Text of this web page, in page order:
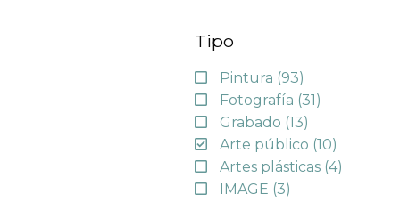
Tipo
Pintura (93)
Fotografía (31)
Grabado (13)
Arte público (10)
Artes plásticas (4)
IMAGE (3)